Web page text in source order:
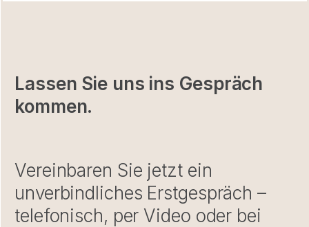
Lassen Sie uns ins Gespräch
kommen.
Vereinbaren Sie jetzt ein
unverbindliches Erstgespräch –
telefonisch, per Video oder bei